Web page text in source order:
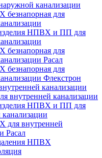
канализации
для
НПВХ и ПП для
для
Расал
для
Флекстрон
канализации
внутренней канализации
НПВХ и ПП для
для внутренней
Расал
НПВХ